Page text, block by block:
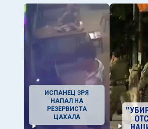
ИСПАНЕЦ ЗРЯ
НАПАЛ НА
РЕЗЕРВИСТА
ЦАХАЛА